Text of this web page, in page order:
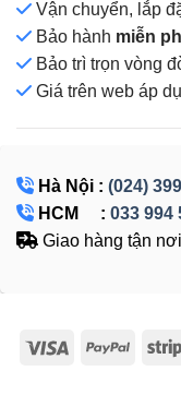
Vận chuyển, lắp
Bảo hành miễn
Bảo trì trọn vòng
Giá trên web áp
Hà Nội : (024)
HCM : 033 994
Giao hàng tận